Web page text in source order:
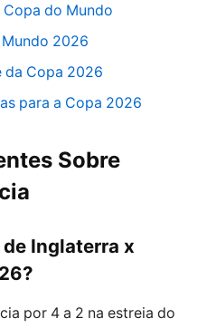
do Mundo
2026
da Copa 2026
para a Copa 2026
Sobre
Inglaterra x
por 4 a 2 na estreia do